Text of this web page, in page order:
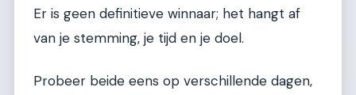
Er is geen definitieve winnaar; het hangt af
van je stemming, je tijd en je doel.
Probeer beide eens op verschillende dagen,